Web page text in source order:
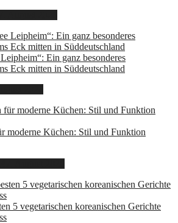
Ein ganz besonderes
Eck mitten in Süddeutschland
moderne Küchen: Stil und Funktion
5 vegetarischen koreanischen Gerichte